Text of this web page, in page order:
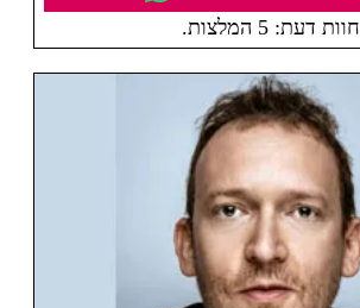
חוות דעת: 5 המלצות.